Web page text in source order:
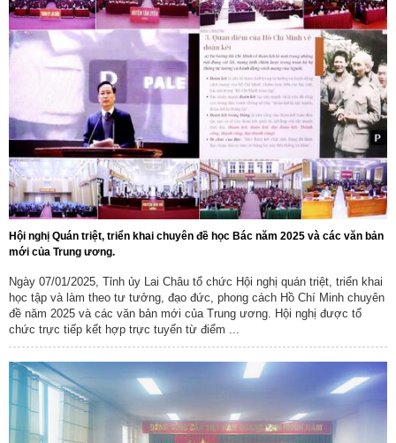
Hội nghị Quán triệt, triển khai chuyên đề học Bác năm 2025 và các văn bản
mới của Trung ương.
Ngày 07/01/2025, Tỉnh ủy Lai Châu tổ chức Hội nghị quán triệt, triển khai
học tập và làm theo tư tưởng, đạo đức, phong cách Hồ Chí Minh chuyên
đề năm 2025 và các văn bản mới của Trung ương. Hội nghị được tổ
chức trực tiếp kết hợp trực tuyến từ điểm ...